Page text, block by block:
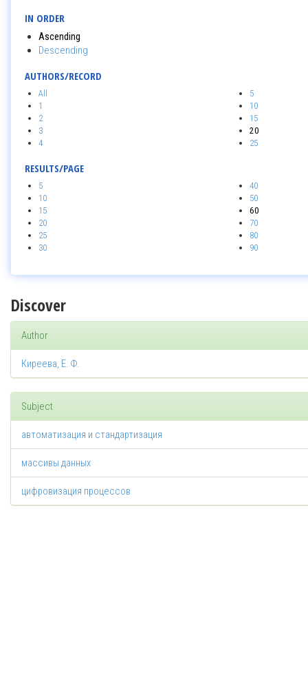
IN ORDER
Ascending
Descending
AUTHORS/RECORD
All
1
2
3
4
5
10
15
20
25
RESULTS/PAGE
5
10
15
20
25
30
40
50
60
70
80
90
Discover
Author
Киреева, Е. Ф.
Subject
автоматизация и стандартизация
массивы данных
цифровизация процессов